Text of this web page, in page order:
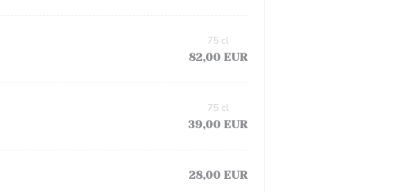
82,00 EUR
75 cl
39,00 EUR
75 cl
28,00 EUR